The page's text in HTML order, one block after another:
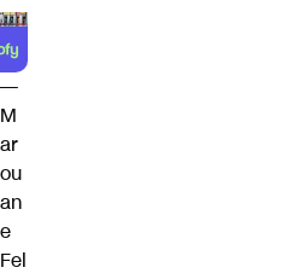
—
M
ar
ou
an
e
Fel